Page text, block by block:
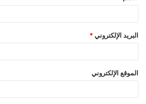
البريد الإلكتروني *
الموقع الإلكتروني